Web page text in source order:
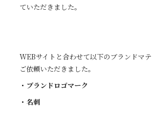
ていただきました。
WEBサイトと合わせて以下のブランドマ
ご依頼いただきました。
・ブランドロゴマーク
・名刺